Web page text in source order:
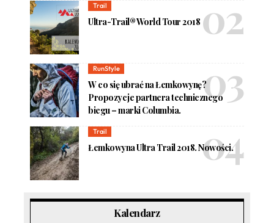
Trail
Ultra-Trail® World Tour 2018
RunStyle
W co się ubrać na Łemkowynę?
Propozycje partnera technicznego
biegu – marki Columbia.
Trail
Łemkowyna Ultra Trail 2018. Nowości.
Kalendarz